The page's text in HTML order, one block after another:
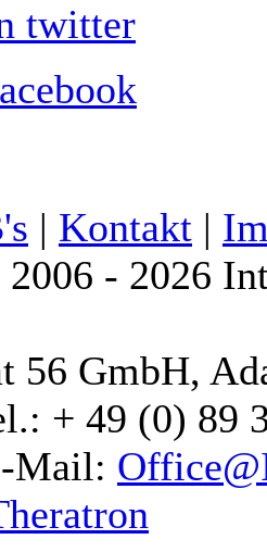
| Kontakt |
- 2026
56 GmbH,
+ 49 (0) 89
Mail: